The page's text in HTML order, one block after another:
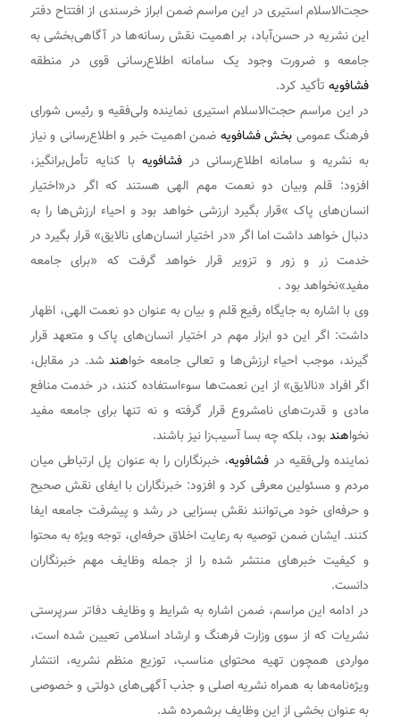
حجت‌الاسلام‌ استیری در این مراسم ضمن ابراز خرسندی از افتتاح دفتر
این نشریه در حسن‌آباد، بر اهمیت نقش رسانه‌ها در آگاهی‌بخشی به
جامعه و ضرورت وجود یک سامانه اطلاع‌رسانی قوی در منطقه
فشافویهتأکید کرد.
در این مراسم حجت‌الاسلام‌ استیری نماینده ولی‌فقیه و رئیس شورای
فرهنگ عمومی بخش فشافویه ضمن اهمیت خبر و اطلاع‌رسانی و نیاز
به نشریه و سامانه اطلاع‌رسانی درفشافویه با کنایه تأمل‌برانگیز،
افزود: قلم وبیان دو نعمت مهم الهی هستند که اگر در«اختیار
انسان‌های پاک »قرار بگیرد ارزشی خواهد بود و احیاء ارزش‌ها را به
دنبال خواهد داشت اما اگر «در اختیار انسان‌های نالایق» قرار بگیرد در
خدمت زر و زور و تزویر قرار خواهد گرفت که «برای جامعه
مفید»نخواهد بود .
وی با اشاره به جایگاه رفیع قلم و بیان به عنوان دو نعمت الهی، اظهار
داشت: اگر این دو ابزار مهم در اختیار انسان‌های پاک و متعهد قرار
گیرند، موجب احیاء ارزش‌ها و تعالی جامعه خواهندشد. در مقابل،
اگر افراد «نالایق» از این نعمت‌ها سوءاستفاده کنند، در خدمت منافع
مادی و قدرت‌های نامشروع قرار گرفته و نه تنها برای جامعه مفید
نخواهندبود، بلکه چه بسا آسیب‌زا نیز باشند.
نماینده ولی‌فقیه در فشافویه، خبرنگاران را به عنوان پل ارتباطی میان
مردم و مسئولین معرفی کرد و افزود: خبرنگاران با ایفای نقش صحیح
و حرفه‌ای خود می‌توانند نقش بسزایی در رشد و پیشرفت جامعه ایفا
کنند. ایشان ضمن توصیه به رعایت اخلاق حرفه‌ای، توجه ویژه به محتوا
و کیفیت خبرهای منتشر شده را از جمله وظایف مهم خبرنگاران
دانست.
در ادامه این مراسم، ضمن اشاره به شرایط و وظایف دفاتر سرپرستی
نشریات که از سوی وزارت فرهنگ و ارشاد اسلامی تعیین شده است،
مواردی همچون تهیه محتوای مناسب، توزیع منظم نشریه، انتشار
ویژه‌نامه‌ها به همراه نشریه اصلی و جذب آگهی‌های دولتی و خصوصی
به عنوان بخشی از این وظایف برشمرده شد.